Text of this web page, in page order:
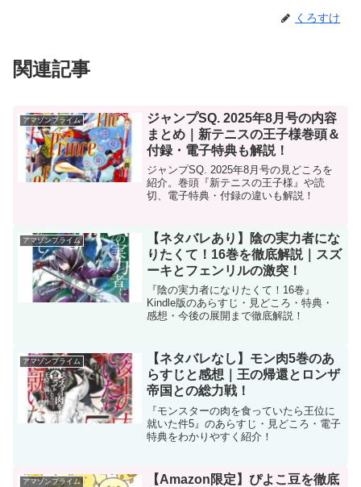
くろすけ
関連記事
アマゾンプライム
ジャンプSQ. 2025年8月号の内容
まとめ｜新テニスの王子様巻頭＆
付録・電子特典も解説！
ジャンプSQ. 2025年8月号の見どころを
紹介。巻頭『新テニスの王子様』や読
切、電子特典・付録の違いも解説！
アマゾンプライム
【ネタバレあり】陰の実力者にな
りたくて！16巻を徹底解説｜スズ
ーキとフェンリルの激突！
『陰の実力者になりたくて！16巻』
Kindle版のあらすじ・見どころ・特典・
感想・今後の展開まで徹底解説！
アマゾンプライム
【ネタバレなし】モン肉5巻のあ
らすじと感想｜王の帰還とロンザ
帝国との総力戦！
『モンスターの肉を食っていたら王位に
就いた件5』のあらすじ・見どころ・電子
特典をわかりやすく紹介！
アマゾンプライム
【Amazon限定】ぴよこ豆を徹底